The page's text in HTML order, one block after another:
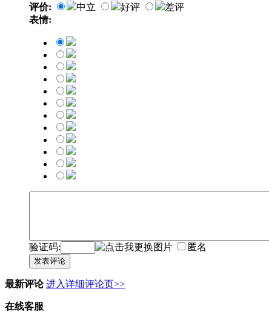
评价: 中立 好评
差评
表情:
验证码: 匿名
发表评论
最新评论 进入详细评论页>>
在线客服